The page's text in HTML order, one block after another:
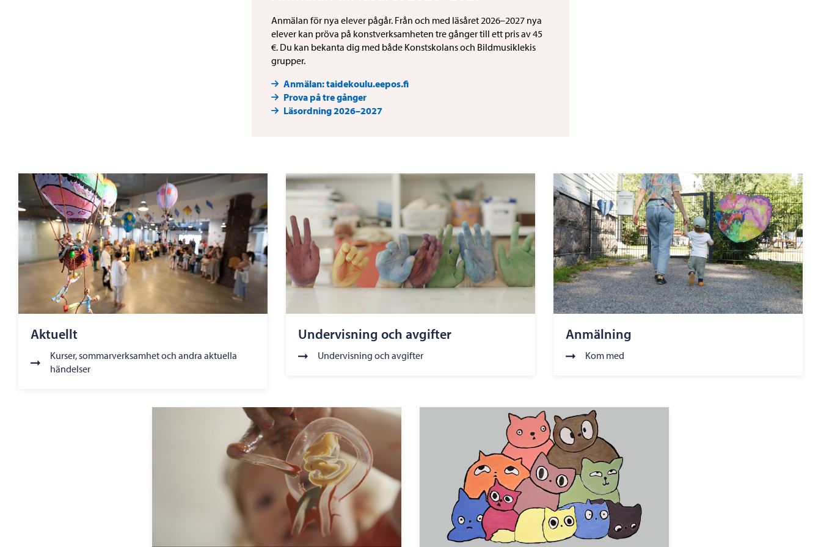
Anmälan för nya elever pågår. Från och med läsåret 2026–2027 nya
elever kan pröva på konstverksamheten tre gånger till ett pris av 45
€. Du kan bekanta dig med både Konstskolans och Bildmusiklekis
grupper.
Anmälan: taidekoulu.eepos.fi
Prova på tre gånger
Läsordning 2026–2027
Aktuellt
Kurser, sommarverksamhet och andra aktuella
händelser
Undervisning och avgifter
Undervisning och avgifter
Anmälning
Kom med